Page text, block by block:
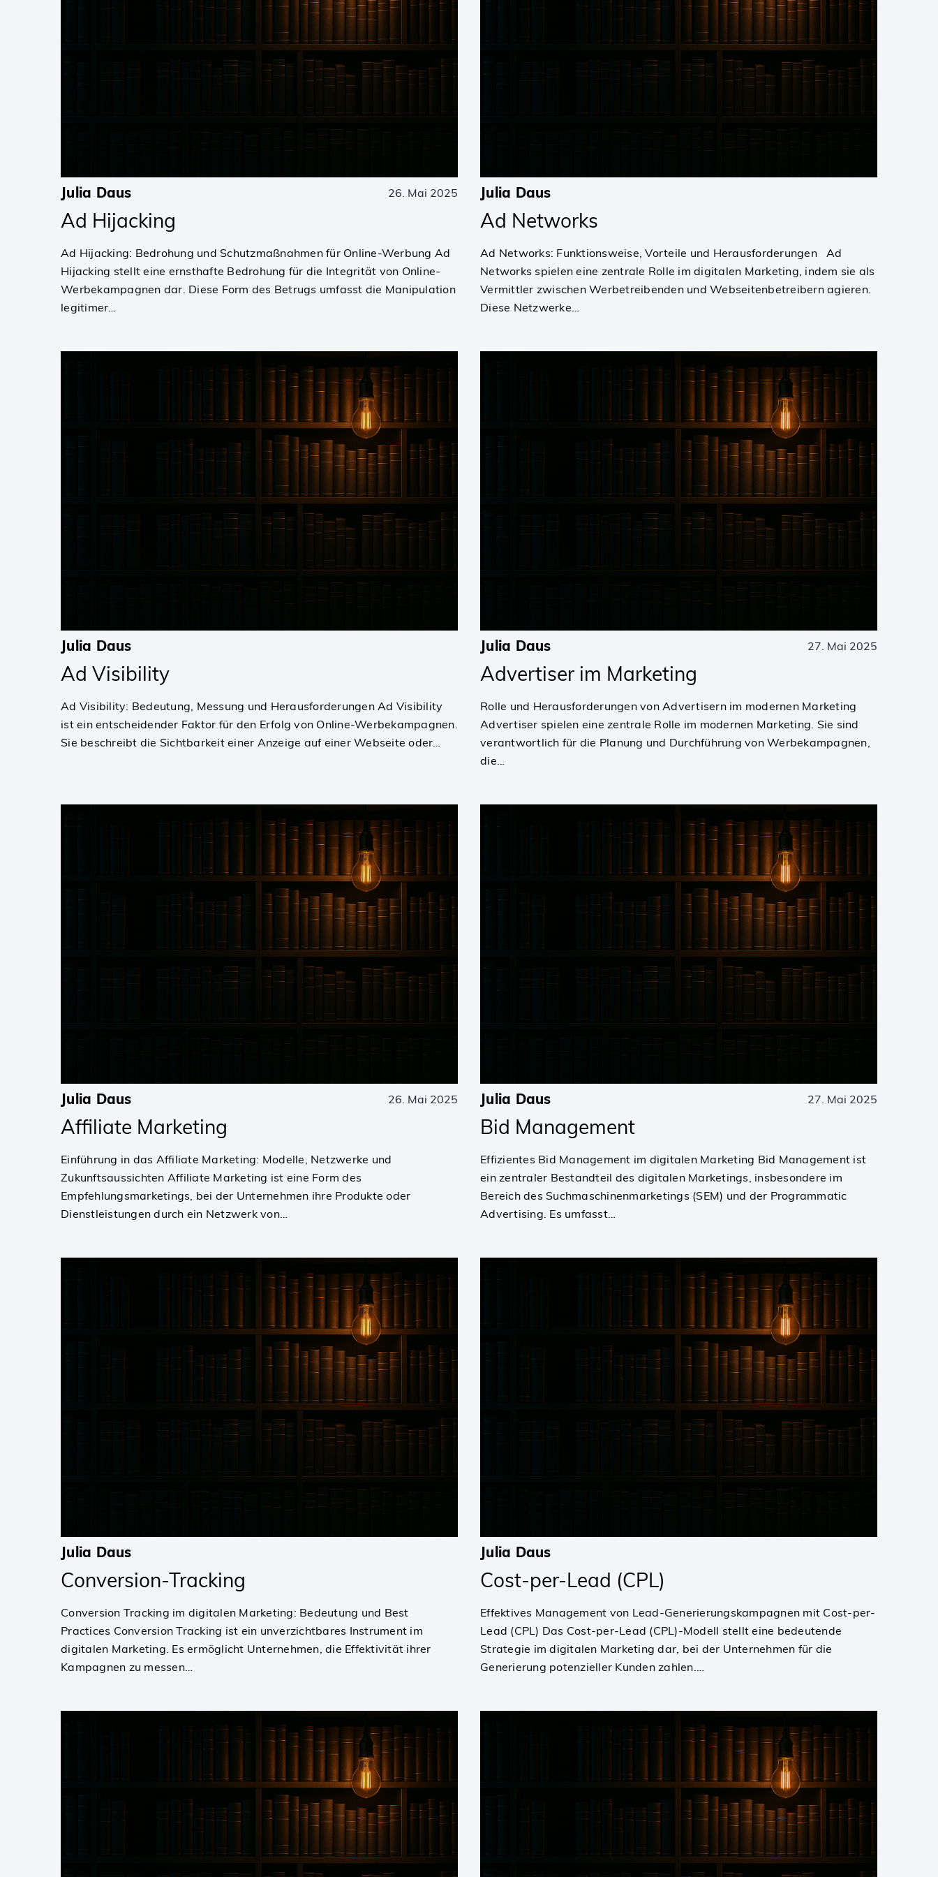
Julia Daus 26. Mai 2025
Ad Hijacking
Ad Hijacking: Bedrohung und Schutzmaßnahmen für Online-Werbung Ad
Hijacking stellt eine ernsthafte Bedrohung für die Integrität von Online-
Werbekampagnen dar. Diese Form des Betrugs umfasst die Manipulation
legitimer…
Julia Daus
Ad Networks
Ad Networks: Funktionsweise, Vorteile und Herausforderungen Ad
Networks spielen eine zentrale Rolle im digitalen Marketing, indem sie als
Vermittler zwischen Werbetreibenden und Webseitenbetreibern agieren.
Diese Netzwerke…
Julia Daus
Ad Visibility
Ad Visibility: Bedeutung, Messung und Herausforderungen Ad Visibility
ist ein entscheidender Faktor für den Erfolg von Online-Werbekampagnen.
Sie beschreibt die Sichtbarkeit einer Anzeige auf einer Webseite oder…
Julia Daus 27. Mai 2025
Advertiser im Marketing
Rolle und Herausforderungen von Advertisern im modernen Marketing
Advertiser spielen eine zentrale Rolle im modernen Marketing. Sie sind
verantwortlich für die Planung und Durchführung von Werbekampagnen,
die…
Julia Daus 26. Mai 2025
Affiliate Marketing
Einführung in das Affiliate Marketing: Modelle, Netzwerke und
Zukunftsaussichten Affiliate Marketing ist eine Form des
Empfehlungsmarketings, bei der Unternehmen ihre Produkte oder
Dienstleistungen durch ein Netzwerk von…
Julia Daus 27. Mai 2025
Bid Management
Effizientes Bid Management im digitalen Marketing Bid Management ist
ein zentraler Bestandteil des digitalen Marketings, insbesondere im
Bereich des Suchmaschinenmarketings (SEM) und der Programmatic
Advertising. Es umfasst…
Julia Daus
Conversion-Tracking
Conversion Tracking im digitalen Marketing: Bedeutung und Best
Practices Conversion Tracking ist ein unverzichtbares Instrument im
digitalen Marketing. Es ermöglicht Unternehmen, die Effektivität ihrer
Kampagnen zu messen…
Julia Daus
Cost-per-Lead (CPL)
Effektives Management von Lead-Generierungskampagnen mit Cost-per-
Lead (CPL) Das Cost-per-Lead (CPL)-Modell stellt eine bedeutende
Strategie im digitalen Marketing dar, bei der Unternehmen für die
Generierung potenzieller Kunden zahlen.…